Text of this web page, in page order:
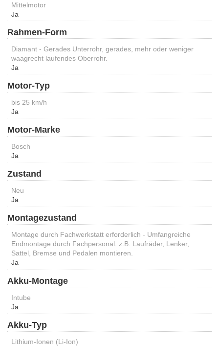
Mittelmotor
Ja
Rahmen-Form
Diamant - Gerades Unterrohr, gerades, mehr oder weniger
waagrecht laufendes Oberrohr.
Ja
Motor-Typ
bis 25 km/h
Ja
Motor-Marke
Bosch
Ja
Zustand
Neu
Ja
Montagezustand
Montage durch Fachwerkstatt erforderlich - Umfangreiche
Endmontage durch Fachpersonal. z.B. Laufräder, Lenker,
Sattel, Bremse und Pedalen montieren.
Ja
Akku-Montage
Intube
Ja
Akku-Typ
Lithium-Ionen (Li-Ion)